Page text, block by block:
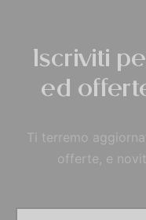
Iscriviti
ed
Ti terremo
offerte, e